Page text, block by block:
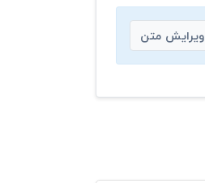
ویرایش متن